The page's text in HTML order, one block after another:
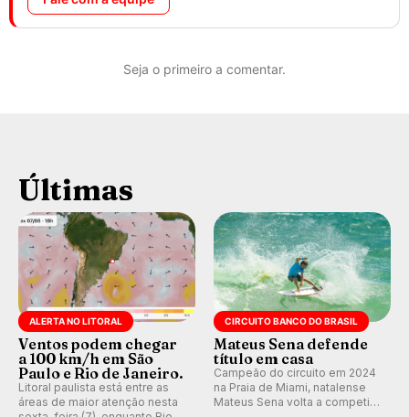
Seja o primeiro a comentar.
Últimas
ALERTA NO LITORAL
Ventos podem chegar
a 100 km/h em São
Paulo e Rio de Janeiro.
Litoral paulista está entre as
áreas de maior atenção nesta
CIRCUITO BANCO DO BRASIL
Mateus Sena defende
título em casa
Campeão do circuito em 2024
na Praia de Miami, natalense
Mateus Sena volta a competir